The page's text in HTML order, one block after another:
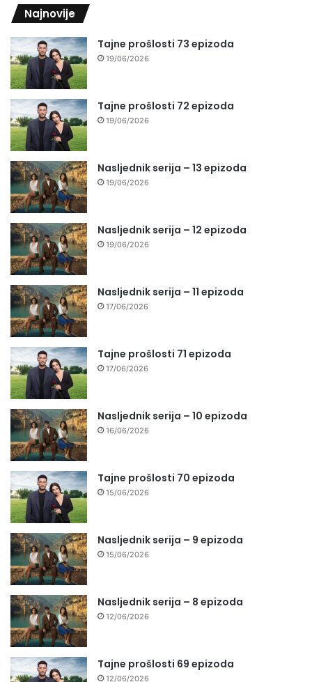
Najnovije
Tajne prošlosti 73 epizoda
19/06/2026
Tajne prošlosti 72 epizoda
19/06/2026
Nasljednik serija – 13 epizoda
19/06/2026
Nasljednik serija – 12 epizoda
19/06/2026
Nasljednik serija – 11 epizoda
17/06/2026
Tajne prošlosti 71 epizoda
17/06/2026
Nasljednik serija – 10 epizoda
16/06/2026
Tajne prošlosti 70 epizoda
15/06/2026
Nasljednik serija – 9 epizoda
15/06/2026
Nasljednik serija – 8 epizoda
12/06/2026
Tajne prošlosti 69 epizoda
12/06/2026